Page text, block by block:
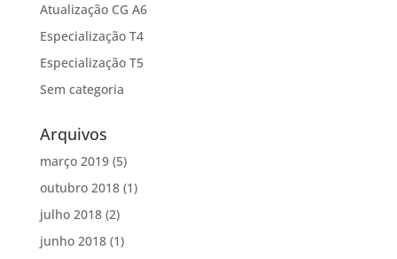
Atualização CG A6
Especialização T4
Especialização T5
Sem categoria
Arquivos
março 2019(5)
outubro 2018(1)
julho 2018(2)
junho 2018(1)